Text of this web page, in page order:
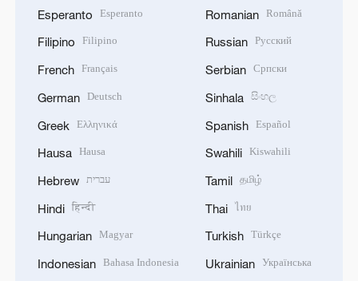
Esperanto Esperanto
Filipino Filipino
French Français
German Deutsch
Greek Ελληνικά
Hausa Hausa
Hebrew עברית
Hindi हिन्दी
Hungarian Magyar
Indonesian Bahasa Indonesia
Romanian Română
Russian Русский
Serbian Српски
Sinhala සිංහල
Spanish Español
Swahili Kiswahili
Tamil தமிழ்
Thai ไทย
Turkish Türkçe
Ukrainian Українська